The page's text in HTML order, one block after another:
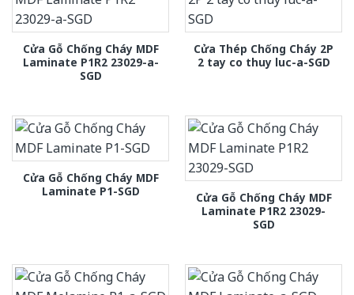
Cửa Gỗ Chống Cháy MDF
Laminate P1R2 23029-a-
SGD
Cửa Thép Chống Cháy 2P
2 tay co thuy luc-a-SGD
Cửa Gỗ Chống Cháy MDF
Laminate P1-SGD
Cửa Gỗ Chống Cháy MDF
Laminate P1R2 23029-
SGD